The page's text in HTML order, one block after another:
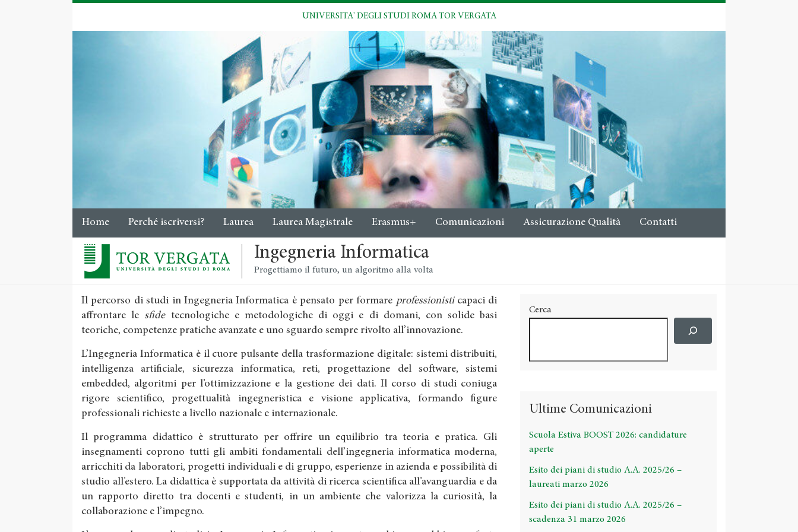
UNIVERSITA' DEGLI STUDI ROMA TOR VERGATA
Home Perché iscriversi? Laurea Laurea Magistrale Erasmus+ Comunicazioni Assicurazione Qualità Contatti
Ingegneria Informatica
Progettiamo il futuro, un algoritmo alla volta
Il percorso di studi in Ingegneria Informatica è pensato per formare professionisticapaci di
affrontare le sfidetecnologiche e metodologiche di oggi e di domani, con solide basi
teoriche, competenze pratiche avanzate e uno sguardo sempre rivolto all’innovazione.
L’Ingegneria Informatica è il cuore pulsante della trasformazione digitale: sistemi distribuiti,
intelligenza artificiale, sicurezza informatica, reti, progettazione del software, sistemi
embedded, algoritmi per l’ottimizzazione e la gestione dei dati. Il corso di studi coniuga
rigore scientifico, progettualità ingegneristica e visione applicativa, formando figure
professionali richieste a livello nazionale e internazionale.
Il programma didattico è strutturato per offrire un equilibrio tra teoria e pratica. Gli
insegnamenti coprono tutti gli ambiti fondamentali dell’ingegneria informatica moderna,
arricchiti da laboratori, progetti individuali e di gruppo, esperienze in azienda e possibilità di
studio all’estero. La didattica è supportata da attività di ricerca scientifica all’avanguardia e da
un rapporto diretto tra docenti e studenti, in un ambiente che valorizza la curiosità, la
collaborazione e l’impegno.
Cerca
Ultime Comunicazioni
Scuola Estiva BOOST 2026: candidature
aperte
Esito dei piani di studio A.A. 2025/26 –
laureati marzo 2026
Esito dei piani di studio A.A. 2025/26 –
scadenza 31 marzo 2026